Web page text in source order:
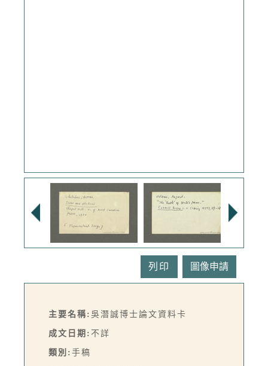
列印
主要名稱: 吳潛誠博士論文資料卡
成文日期: 不詳
類別: 手稿